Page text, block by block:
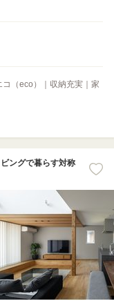
（eco）｜収納充実｜家
ングで暮らす対称